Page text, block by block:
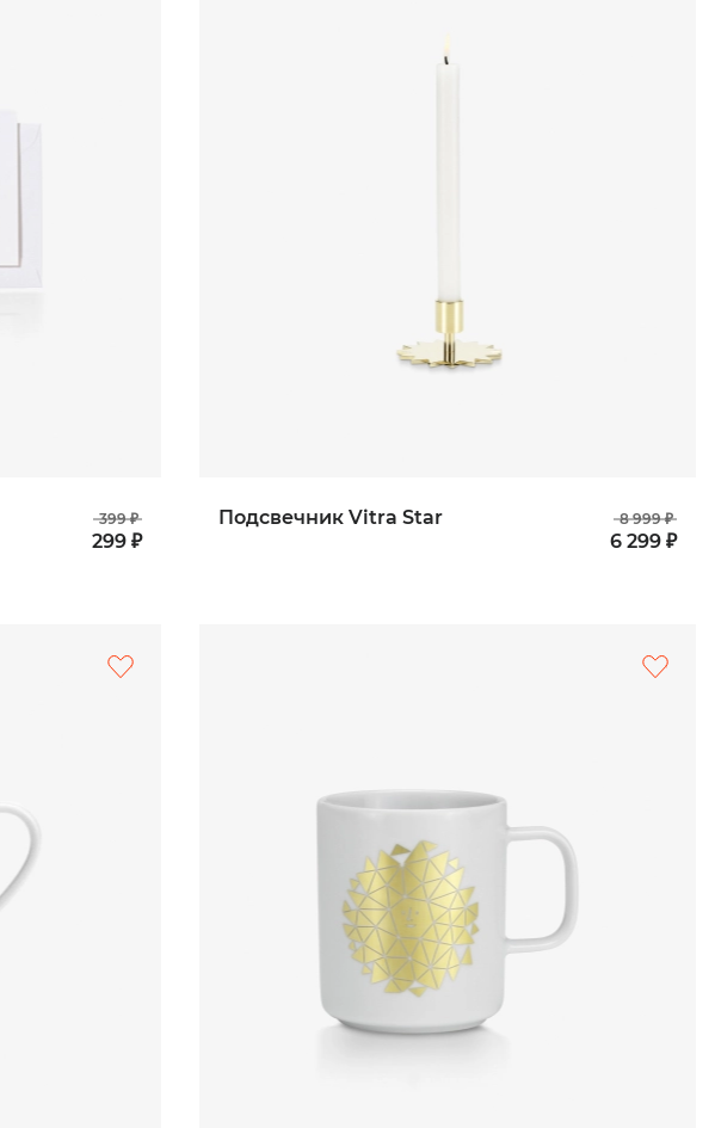
399 ₽
299 ₽
Подсвечник Vitra Star 8 999 ₽
6 299 ₽